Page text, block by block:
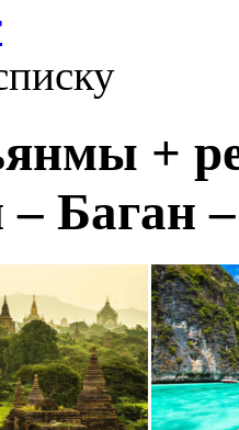
+
– Баган